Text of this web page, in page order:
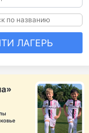
по названию
ЛАГЕРЬ